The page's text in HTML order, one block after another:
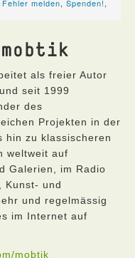
als freier Autor
seit 1999
des
Projekten in der
hin zu klassischeren
weltweit auf
Galerien, im Radio
Kunst- und
und regelmässig
im Internet auf
mobtik